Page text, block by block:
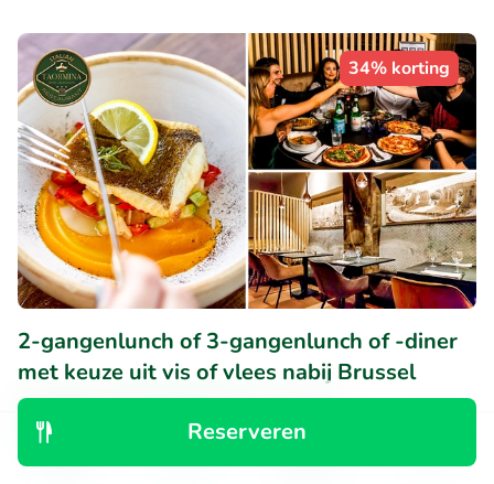
Reserveren
34% korting
2-gangenlunch of 3-gangenlunch of -diner
met keuze uit vis of vlees nabij Brussel
10